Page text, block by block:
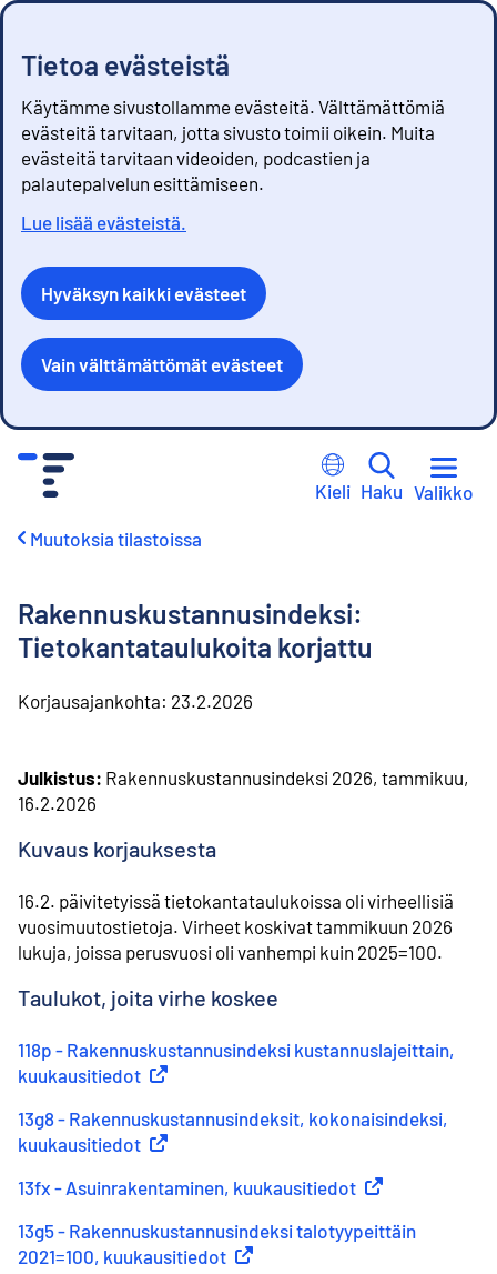
Tietoa evästeistä
Käytämme sivustollamme evästeitä. Välttämättömiä
evästeitä tarvitaan, jotta sivusto toimii oikein. Muita
evästeitä tarvitaan videoiden, podcastien ja
palautepalvelun esittämiseen.
Lue lisää evästeistä.
Hyväksyn kaikki evästeet
Vain välttämättömät evästeet
Kieli Haku Valikko
Muutoksia tilastoissa
Rakennuskustannusindeksi:
Tietokantataulukoita korjattu
Korjausajankohta: 23.2.2026
Julkistus: Rakennuskustannusindeksi 2026, tammikuu,
16.2.2026
Kuvaus korjauksesta
16.2. päivitetyissä tietokantataulukoissa oli virheellisiä
vuosimuutostietoja. Virheet koskivat tammikuun 2026
lukuja, joissa perusvuosi oli vanhempi kuin 2025=100.
Taulukot, joita virhe koskee
118p - Rakennuskustannusindeksi kustannuslajeittain,
kuukausitiedot Ulkoinen linkki
13g8 - Rakennuskustannusindeksit, kokonaisindeksi,
kuukausitiedot Ulkoinen linkki
13fx - Asuinrakentaminen, kuukausitiedot Ulkoinen linkki
13g5 - Rakennuskustannusindeksi talotyypeittäin
2021=100, kuukausitiedot Ulkoinen linkki